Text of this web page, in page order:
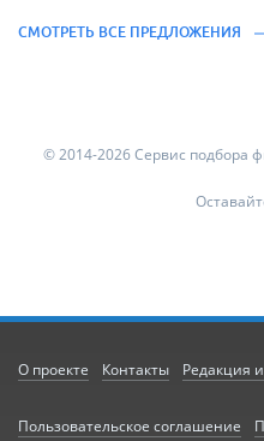
СМОТРЕТЬ ВСЕ ПРЕДЛОЖЕНИЯ
© 2014-2026 Сервис подбора
О проекте Контакты Редакция
Пользовательское соглашение